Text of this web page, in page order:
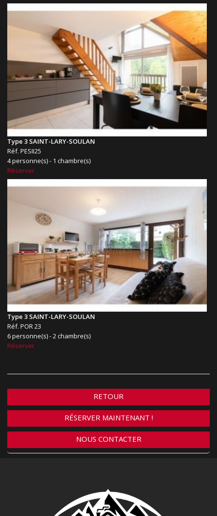
Type 3 SAINT-LARY-SOULAN
Réf. PESII25
4 personne(s) - 1 chambre(s)
Réserver
Type 3 SAINT-LARY-SOULAN
Réf. POR 23
6 personne(s) - 2 chambre(s)
Réserver
RETOUR
RÉSERVER MAINTENANT !
NOUS CONTACTER